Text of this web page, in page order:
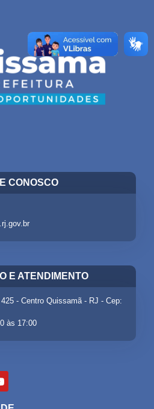
CONOSCO
E ATENDIMENTO
- Centro Quissamã - RJ - Cep:
às 17:00